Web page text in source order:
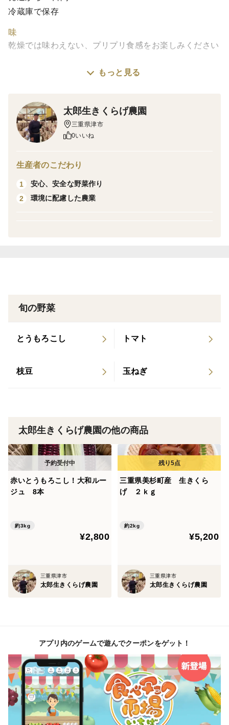
冷蔵庫で保存
味
乾燥では味わえない、プリプリ食感をお楽しみください
栽培・生産のこだわり
菌床は地元の森林組合が生産したものを使用しています
産地の特徴
澄んだ空気と豊かな自然に囲まれた三重県津市美杉町太
郎生で
生キクラゲは肉厚で、コリコリ・ぷりぷりの食感が魅力
炒め物やスープはもちろん、酢の物や天ぷらなど
太郎生の自然の恵みを食卓へ。
品種の特徴
味も臭いも癖がなく様々な料理にお使いいただけます。
中華炒めは勿論のこと、肉巻きの具や肉じゃがなどの煮
物に
もっと見る
太郎生きくらげ農園
三重県津市
0いいね
生産者のこだわり
1
安心、安全な野菜作り
2
環境に配慮した農業
旬の野菜
とうもろこし トマト
枝豆 玉ねぎ
太郎生きくらげ農園の他の商品
赤いとうもろこし！大和ルー
ジュ 8本
約3kg
¥2,800
三重県津市
太郎生きくらげ農園
三重県美杉町産 生きくら
げ ２ｋｇ
約2kg
¥5,200
三重県津市
太郎生きくらげ農園
アプリ内のゲームで遊んでクーポンをゲット！